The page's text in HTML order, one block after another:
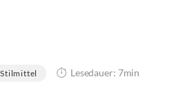
Lesedauer: 7min